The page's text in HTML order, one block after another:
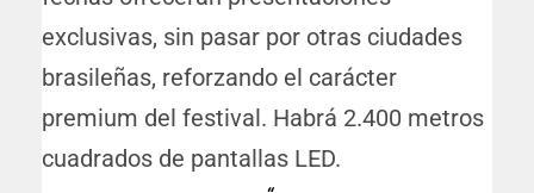
exclusivas, sin pasar por otras ciudades
brasileñas, reforzando el carácter
premium del festival. Habrá 2.400 metros
cuadrados de pantallas LED.